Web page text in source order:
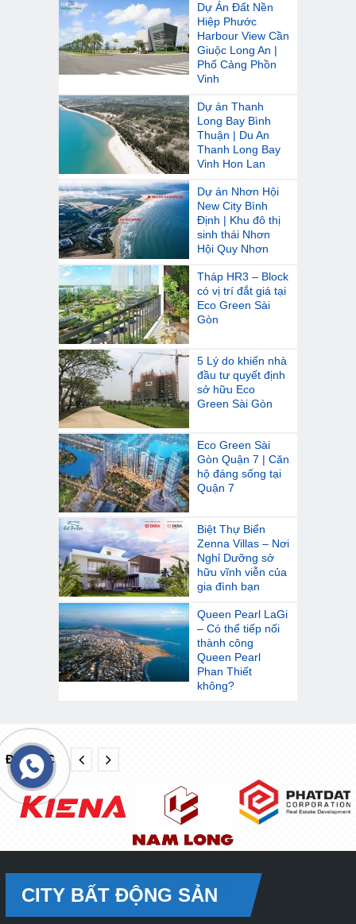
Dự Án Đất Nền
Hiệp Phước
Harbour View Cần
Giuộc Long An |
Phố Cảng Phồn
Vinh
Dự án Thanh
Long Bay Bình
Thuận | Du An
Thanh Long Bay
Vinh Hon Lan
Dự án Nhơn Hội
New City Bình
Định | Khu đô thị
sinh thái Nhơn
Hội Quy Nhơn
Tháp HR3 – Block
có vị trí đắt giá tại
Eco Green Sài
Gòn
5 Lý do khiến nhà
đầu tư quyết định
sở hữu Eco
Green Sài Gòn
Eco Green Sài
Gòn Quận 7 | Căn
hộ đáng sống tại
Quận 7
Biệt Thự Biển
Zenna Villas – Nơi
Nghỉ Dưỡng sở
hữu vĩnh viễn của
gia đình bạn
Queen Pearl LaGi
– Có thể tiếp nối
thành công
Queen Pearl
Phan Thiết
không?
ĐỐI TÁC
CITY BẤT ĐỘNG SẢN